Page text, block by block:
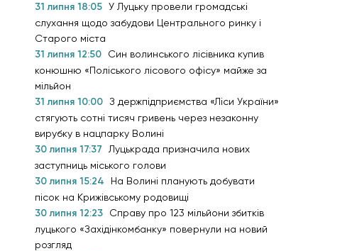
31 липня 18:05 У Луцьку провели громадські
слухання щодо забудови Центрального ринку і
Старого міста
31 липня 12:50
Син волинського лісівника купив
конюшню «Поліського лісового офісу» майже за
мільйон
31 липня 10:00 З держпідприємства «Ліси України»
стягують сотні тисяч гривень через незаконну
вирубку в нацпарку Волині
30 липня 17:37
Луцькрада призначила нових
заступниць міського голови
30 липня 15:24
На Волині планують добувати
пісок на Крижівському родовищі
30 липня 12:23
Справу про 123 мільйони збитків
луцького «Західінкомбанку» повернули на новий
розгляд